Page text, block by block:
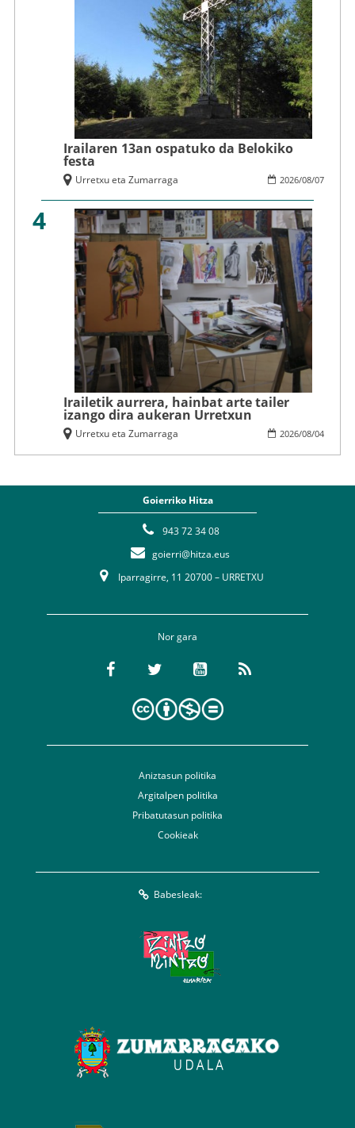
Irailaren 13an ospatuko da Belokiko
festa
2026/08/07
Urretxu eta Zumarraga
4
Irailetik aurrera, hainbat arte tailer
izango dira aukeran Urretxun
2026/08/04
Urretxu eta Zumarraga
Goierriko Hitza
943 72 34 08
goierri@hitza.eus
Iparragirre, 11 20700 – URRETXU
Nor gara
Aniztasun politika
Argitalpen politika
Pribatutasun politika
Cookieak
Babesleak: